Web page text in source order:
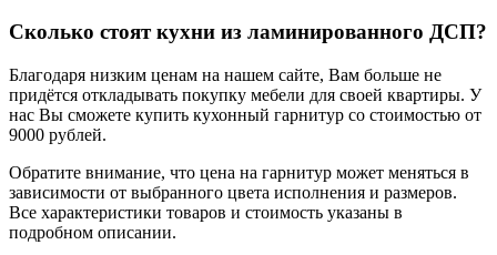
Сколько стоят кухни из ламинированного ДСП?
Благодаря низким ценам на нашем сайте, Вам больше не
придётся откладывать покупку мебели для своей квартиры. У
нас Вы сможете купить кухонный гарнитур со стоимостью от
9000 рублей.
Обратите внимание, что цена на гарнитур может меняться в
зависимости от выбранного цвета исполнения и размеров.
Все характеристики товаров и стоимость указаны в
подробном описании.